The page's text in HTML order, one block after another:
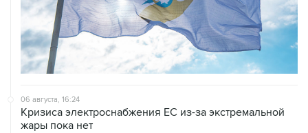
06 августа, 16:24
Кризиса электроснабжения ЕС из-за экстремальной
жары пока нет